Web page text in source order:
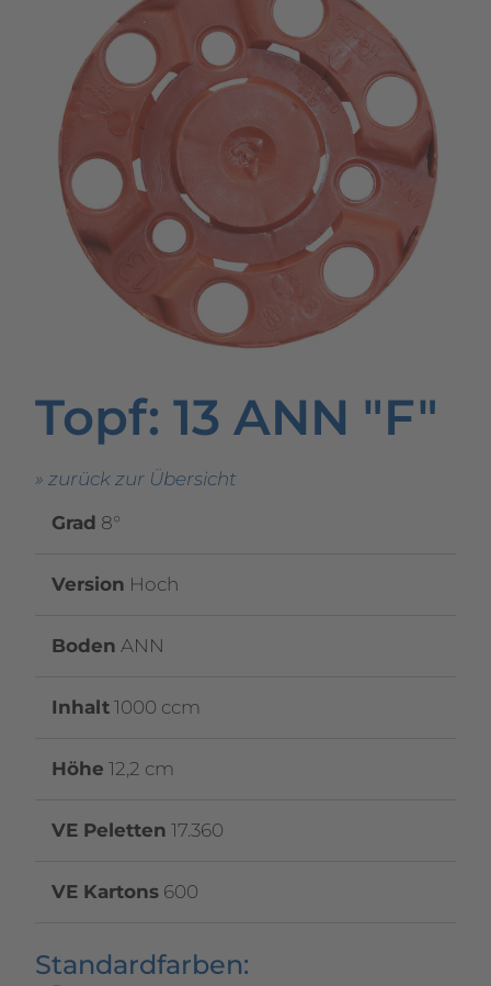
Topf: 13 ANN "F"
» zurück zur Übersicht
Grad 8°
Version Hoch
Boden ANN
Inhalt 1000 ccm
Höhe 12,2 cm
VE Peletten 17.360
VE Kartons 600
Standardfarben: